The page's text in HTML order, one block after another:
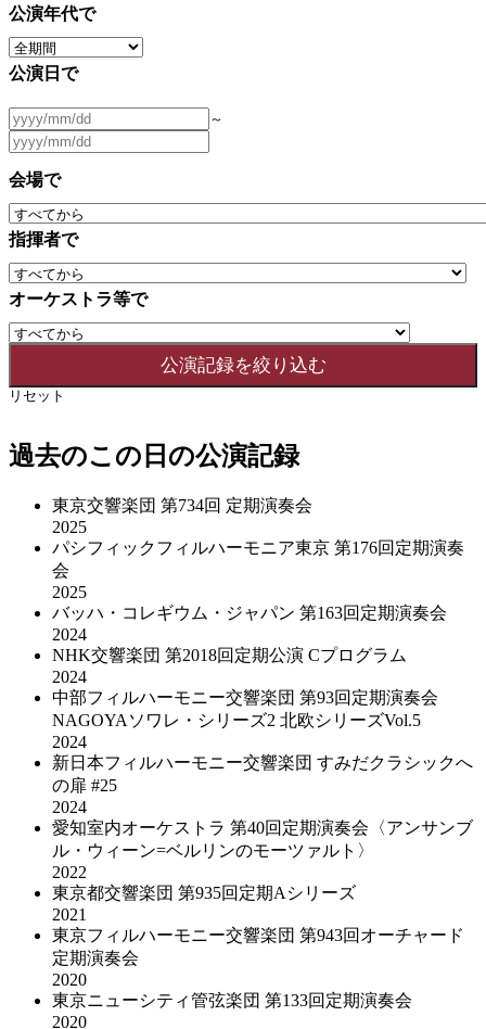
公演年代で
公演日で
～
会場で
指揮者で
オーケストラ等で
リセット
過去のこの日の公演記録
東京交響楽団 第734回 定期演奏会
2025
パシフィックフィルハーモニア東京 第176回定期演奏
会
2025
バッハ・コレギウム・ジャパン 第163回定期演奏会
2024
NHK交響楽団 第2018回定期公演 Cプログラム
2024
中部フィルハーモニー交響楽団 第93回定期演奏会
NAGOYAソワレ・シリーズ2 北欧シリーズVol.5
2024
新日本フィルハーモニー交響楽団 すみだクラシックへ
の扉 #25
2024
愛知室内オーケストラ 第40回定期演奏会〈アンサンブ
ル・ウィーン=ベルリンのモーツァルト〉
2022
東京都交響楽団 第935回定期Aシリーズ
2021
東京フィルハーモニー交響楽団 第943回オーチャード
定期演奏会
2020
東京ニューシティ管弦楽団 第133回定期演奏会
2020